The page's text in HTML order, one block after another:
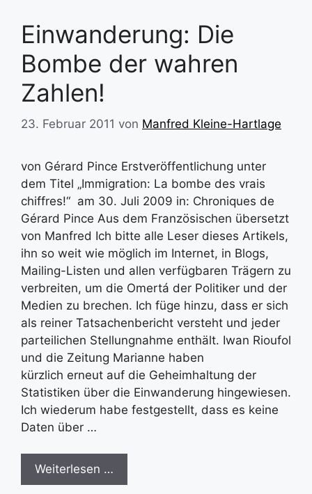
Einwanderung: Die
Bombe der wahren
Zahlen!
23. Februar 2011 von Manfred Kleine-Hartlage
von Gérard Pince Erstveröffentlichung unter
dem Titel „Immigration: La bombe des vrais
chiffres!“ am 30. Juli 2009 in: Chroniques de
Gérard Pince Aus dem Französischen übersetzt
von Manfred Ich bitte alle Leser dieses Artikels,
ihn so weit wie möglich im Internet, in Blogs,
Mailing-Listen und allen verfügbaren Trägern zu
verbreiten, um die Omertá der Politiker und der
Medien zu brechen. Ich füge hinzu, dass er sich
als reiner Tatsachenbericht versteht und jeder
parteilichen Stellungnahme enthält. Iwan Rioufol
und die Zeitung Marianne haben
kürzlich erneut auf die Geheimhaltung der
Statistiken über die Einwanderung hingewiesen.
Ich wiederum habe festgestellt, dass es keine
Daten über …
Weiterlesen …